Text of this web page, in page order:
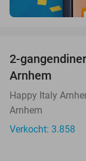
2-
Arnhem
Happy Italy
Arnhem
Verkocht: 3.858